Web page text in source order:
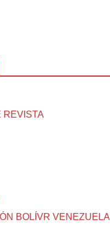
REVISTA
BOLÍVR VENEZUELA